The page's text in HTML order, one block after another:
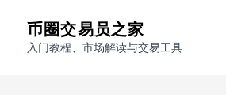
币圈交易员之家
入门教程、市场解读与交易工具